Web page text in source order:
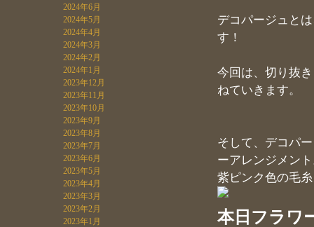
デコパージュと
す！
今回は、切り抜
ねていきます。
そして、デコパ
ーアレンジメン
紫ピンク色の毛
本日フラワ
2024年6月
2024年5月
2024年4月
2024年3月
2024年2月
2024年1月
2023年12月
2023年11月
2023年10月
2023年9月
2023年8月
2023年7月
2023年6月
2023年5月
2023年4月
2023年3月
2023年2月
2023年1月